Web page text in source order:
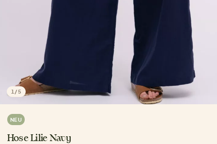
1 /5
NEU
Hose Lilie Navy